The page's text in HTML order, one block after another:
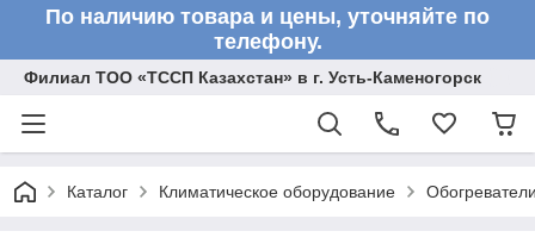
По наличию товара и цены, уточняйте по
телефону.
Филиал ТОО «ТССП Казахстан» в г. Усть-Каменогорск
Каталог Климатическое оборудование